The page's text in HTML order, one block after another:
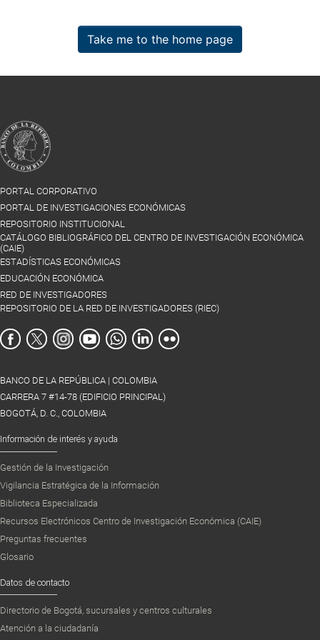
Take me to the home page
PORTAL CORPORATIVO
PORTAL DE INVESTIGACIONES ECONÓMICAS
REPOSITORIO INSTITUCIONAL
CATÁLOGO BIBLIOGRÁFICO DEL CENTRO DE INVESTIGACIÓN ECONÓMICA
(CAIE)
ESTADÍSTICAS ECONÓMICAS
EDUCACIÓN ECONÓMICA
RED DE INVESTIGADORES
REPOSITORIO DE LA RED DE INVESTIGADORES (RIEC)
BANCO DE LA REPÚBLICA | COLOMBIA
CARRERA 7 #14-78 (EDIFICIO PRINCIPAL)
BOGOTÁ, D. C., COLOMBIA
Información de interés y ayuda
Gestión de la Investigación
Vigilancia Estratégica de la Información
Biblioteca Especializada
Recursos Electrónicos Centro de Investigación Económica (CAIE)
Preguntas frecuentes
Glosario
Datos de contacto
Directorio de Bogotá, sucursales y centros culturales
Atención a la ciudadanía